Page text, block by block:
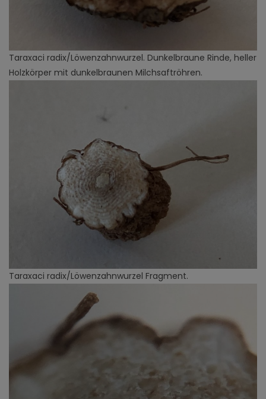
Taraxaci radix/Löwenzahnwurzel. Dunkelbraune Rinde, heller
Holzkörper mit dunkelbraunen Milchsaftröhren.
Taraxaci radix/Löwenzahnwurzel Fragment.